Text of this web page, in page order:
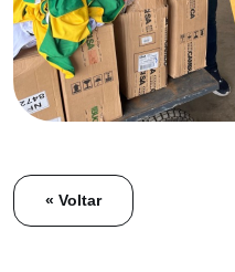
« Voltar